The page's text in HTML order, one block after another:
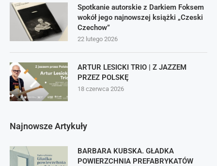
Spotkanie autorskie z Darkiem Foksem
wokół jego najnowszej książki „Czeski
Czechow”
22 lutego 2026
ARTUR LESICKI TRIO | Z JAZZEM
PRZEZ POLSKĘ
18 czerwca 2026
Najnowsze Artykuły
BARBARA KUBSKA. GŁADKA
POWIERZCHNIA PREFABRYKATÓW